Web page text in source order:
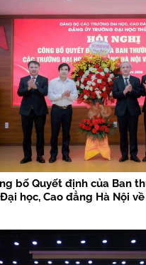
bố Quyết định của Ban
học, Cao đẳng Hà Nội